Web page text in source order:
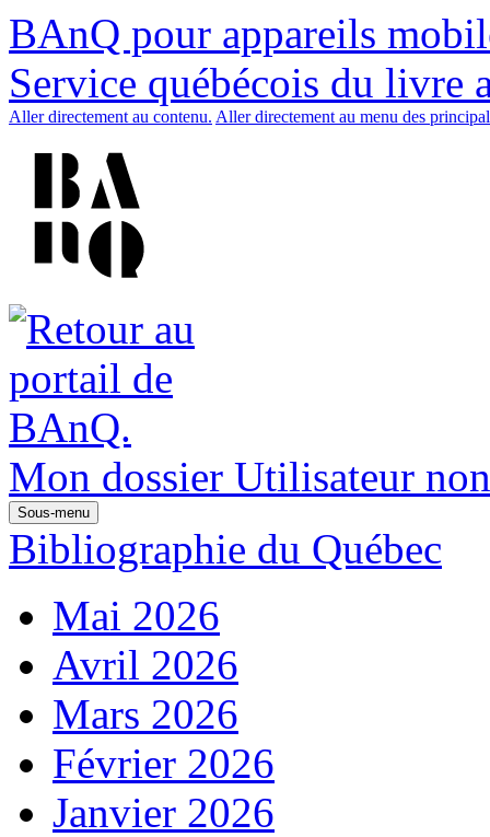
BAnQ pour appareils
Service québécois du livre
Aller directement au contenu. Aller directement au menu des
Mon dossier Utilisateur
Sous-menu
Bibliographie du Québec
Mai 2026
Avril 2026
Mars 2026
Février 2026
Janvier 2026